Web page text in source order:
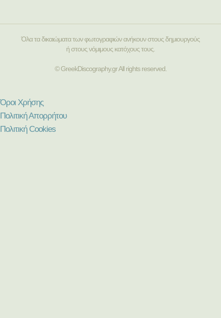
Όλα τα δικαιώματα των φωτογραφιών ανήκουν στους δημιουργούς
ή στους νόμιμους κατόχους τους.
© GreekDiscography.gr All rights reserved.
Όροι Χρήσης
Πολιτική Απορρήτου
Πολιτική Cookies